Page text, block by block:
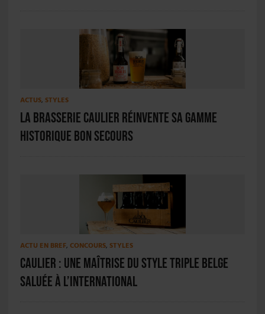
ACTUS, STYLES
La Brasserie Caulier réinvente sa gamme
historique Bon Secours
ACTU EN BREF, CONCOURS, STYLES
Caulier : une maîtrise du style Triple Belge
saluée à l’international